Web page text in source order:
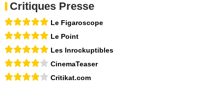
Critiques Presse
Le Figaroscope
Le Point
Les Inrockuptibles
CinemaTeaser
Critikat.com